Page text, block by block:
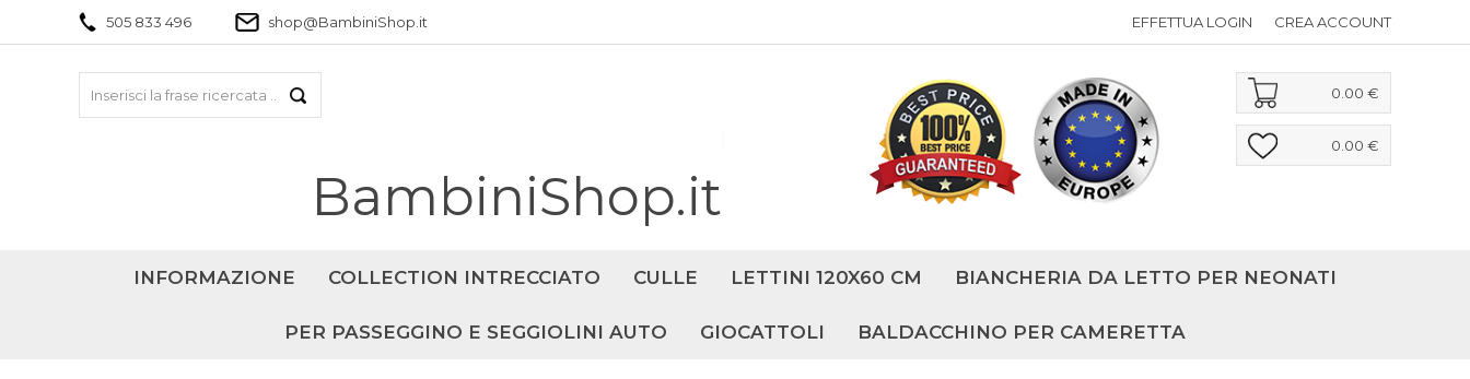
505 833 496 shop@BambiniShop.it EFFETTUA LOGIN CREA ACCOUNT
BambiniShop.it
0.00 €
0.00 €
INFORMAZIONE COLLECTION INTRECCIATO CULLE LETTINI 120X60 CM BIANCHERIA DA LETTO PER NEONATI
PER PASSEGGINO E SEGGIOLINI AUTO GIOCATTOLI BALDACCHINO PER CAMERETTA